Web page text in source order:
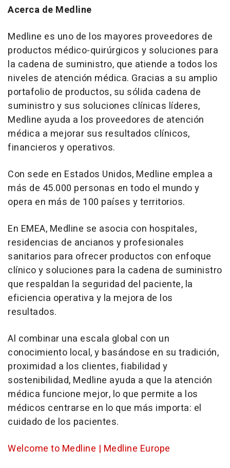
Acerca de Medline
Medline es uno de los mayores proveedores de
productos médico-quirúrgicos y soluciones para
la cadena de suministro, que atiende a todos los
niveles de atención médica. Gracias a su amplio
portafolio de productos, su sólida cadena de
suministro y sus soluciones clínicas líderes,
Medline ayuda a los proveedores de atención
médica a mejorar sus resultados clínicos,
financieros y operativos.
Con sede en Estados Unidos, Medline emplea a
más de 45.000 personas en todo el mundo y
opera en más de 100 países y territorios.
En EMEA, Medline se asocia con hospitales,
residencias de ancianos y profesionales
sanitarios para ofrecer productos con enfoque
clínico y soluciones para la cadena de suministro
que respaldan la seguridad del paciente, la
eficiencia operativa y la mejora de los
resultados.
Al combinar una escala global con un
conocimiento local, y basándose en su tradición,
proximidad a los clientes, fiabilidad y
sostenibilidad, Medline ayuda a que la atención
médica funcione mejor, lo que permite a los
médicos centrarse en lo que más importa: el
cuidado de los pacientes.
Welcome to Medline | Medline Europe